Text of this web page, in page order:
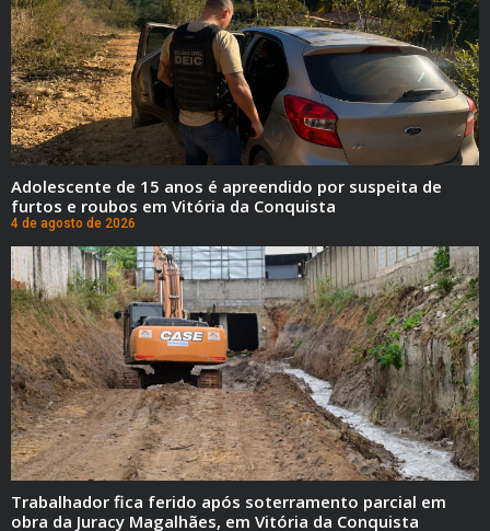
Adolescente de 15 anos é apreendido por suspeita de
furtos e roubos em Vitória da Conquista
4 de agosto de 2026
Trabalhador fica ferido após soterramento parcial em
obra da Juracy Magalhães, em Vitória da Conquista